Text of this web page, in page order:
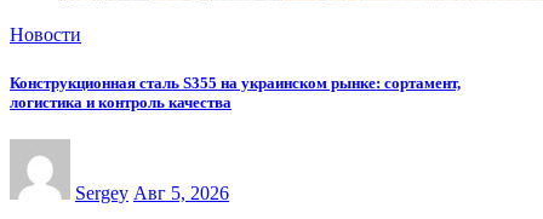
Новости
Конструкционная сталь S355 на украинском рынке: сортамент,
логистика и контроль качества
Sergey Авг 5, 2026